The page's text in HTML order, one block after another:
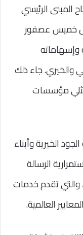
المبنى الرئيسي
خميس عصفور
وإسهاماته
والخيري. جاء ذلك
مؤسسات
الخيرية وأبناء
الرسالة
والتي تقدم خدمات
العالمية.